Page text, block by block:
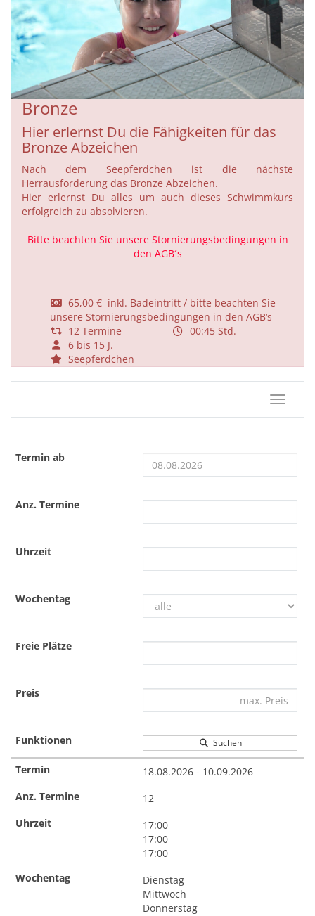
Bronze
Hier erlernst Du die Fähigkeiten für das
Bronze Abzeichen
Nach dem Seepferdchen ist die nächste
Herrausforderung das Bronze Abzeichen.
Hier erlernst Du alles um auch dieses Schwimmkurs
erfolgreich zu absolvieren.
Bitte beachten Sie unsere Stornierungsbedingungen in
den AGB´s
65,00 € inkl. Badeintritt / bitte beachten Sie
unsere Stornierungsbedingungen in den AGB‘s
12 Termine
00:45 Std.
6 bis 15 J.
Seepferdchen
Suchen
18.08.2026 - 10.09.2026
12
17:00
17:00
17:00
Dienstag
Mittwoch
Donnerstag